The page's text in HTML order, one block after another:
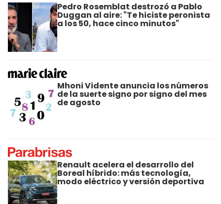
Pedro Rosemblat destrozó a Pablo
Duggan al aire: "Te hiciste peronista
a los 50, hace cinco minutos"
Mhoni Vidente anuncia los números
de la suerte signo por signo del mes
de agosto
Renault acelera el desarrollo del
Boreal híbrido: más tecnología,
modo eléctrico y versión deportiva